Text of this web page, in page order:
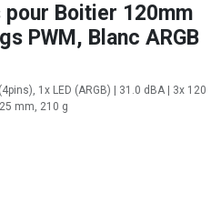
Boitier 120mm
PWM, Blanc ARGB
1x LED (ARGB) | 31.0 dBA | 3x 120
mm, 210 g